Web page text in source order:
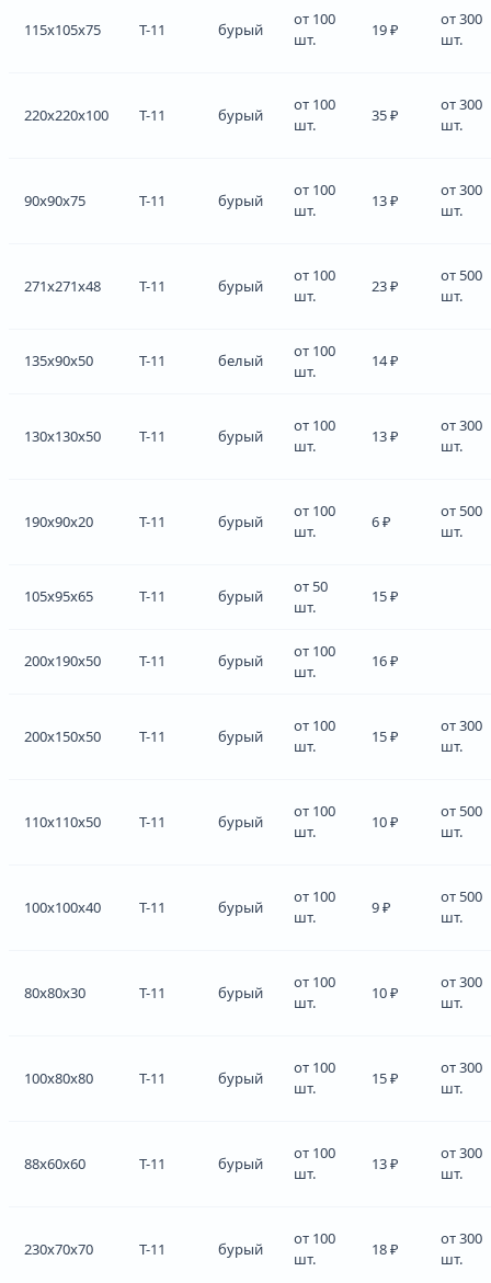
115x105x75 Т-11 бурый
от 100
шт.
19 ₽
от 300
шт.
220x220x100 Т-11 бурый
от 100
шт.
35 ₽
от 300
шт.
90x90x75 Т-11 бурый
от 100
шт.
13 ₽
от 300
шт.
271x271x48 Т-11 бурый
от 100
шт.
23 ₽
от 500
шт.
135x90x50 Т-11 белый
от 100
шт.
14 ₽
130x130x50 Т-11 бурый
от 100
шт.
13 ₽
от 300
шт.
190x90x20 Т-11 бурый
от 100
шт.
6 ₽
от 500
шт.
105x95x65 Т-11 бурый
от 50
шт.
15 ₽
200x190x50 Т-11 бурый
от 100
шт.
16 ₽
200x150x50 Т-11 бурый
от 100
шт.
15 ₽
от 300
шт.
110x110x50 Т-11 бурый
от 100
шт.
10 ₽
от 500
шт.
100x100x40 Т-11 бурый
от 100
шт.
9 ₽
от 500
шт.
80x80x30 Т-11 бурый
от 100
шт.
10 ₽
от 300
шт.
100x80x80 Т-11 бурый
от 100
шт.
15 ₽
от 300
шт.
88x60x60 Т-11 бурый
от 100
шт.
13 ₽
от 300
шт.
230x70x70 Т-11 бурый
от 100
шт.
18 ₽
от 300
шт.